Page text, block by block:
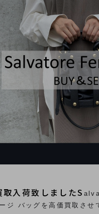
入荷致しましたS
ジ バッグを高価買取させ